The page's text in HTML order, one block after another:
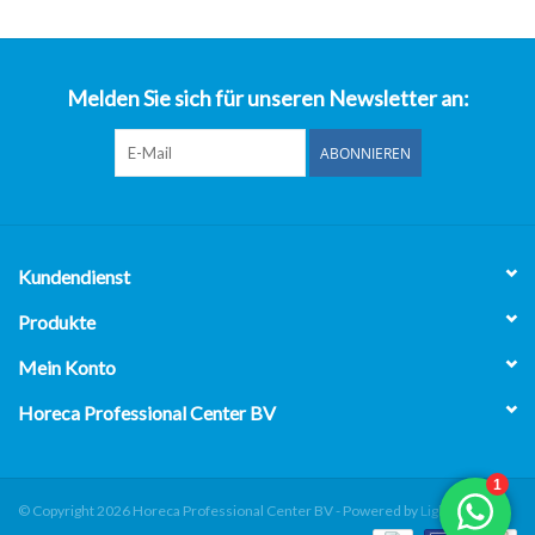
Melden Sie sich für unseren Newsletter an:
ABONNIEREN
Kundendienst
Produkte
Mein Konto
Horeca Professional Center BV
© Copyright 2026 Horeca Professional Center BV - Powered by Lightspeed